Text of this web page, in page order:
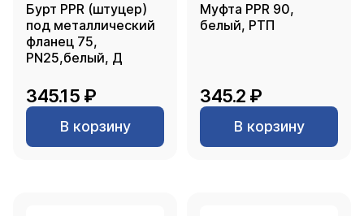
Бурт PPR (штуцер)
под металлический
фланец 75,
PN25,белый, Д
345.15 ₽
В корзину
Муфта PPR 90,
белый, РТП
345.2 ₽
В корзину